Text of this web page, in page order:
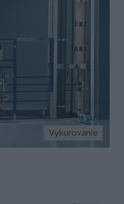
Vykurovanie